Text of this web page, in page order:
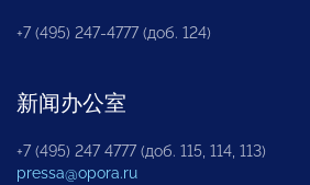
+7 (495) 247-4777 (доб. 124)
新闻办公室
+7 (495) 247 4777 (доб. 115, 114, 113)
pressa@opora.ru